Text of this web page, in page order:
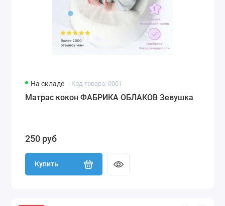
На складе Код товара: 0001
Матрас кокон ФАБРИКА ОБЛАКОВ Зевушка
250 руб
Купить